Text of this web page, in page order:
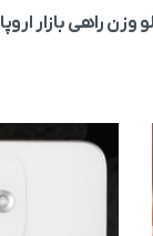
راهی بازار اروپا